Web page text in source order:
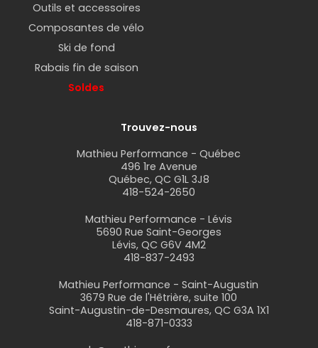
Outils et accessoires
Composantes de vélo
Ski de fond
Rabais fin de saison
Soldes
Trouvez-nous
Mathieu Performance - Québec
496 1re Avenue
Québec, QC G1L 3J8
418-524-2650
Mathieu Performance - Lévis
5690 Rue Saint-Georges
Lévis, QC G6V 4M2
418-837-2493
Mathieu Performance - Saint-Augustin
3679 Rue de l'Hêtrière, suite 100
Saint-Augustin-de-Desmaures, QC G3A 1X1
418-871-0333